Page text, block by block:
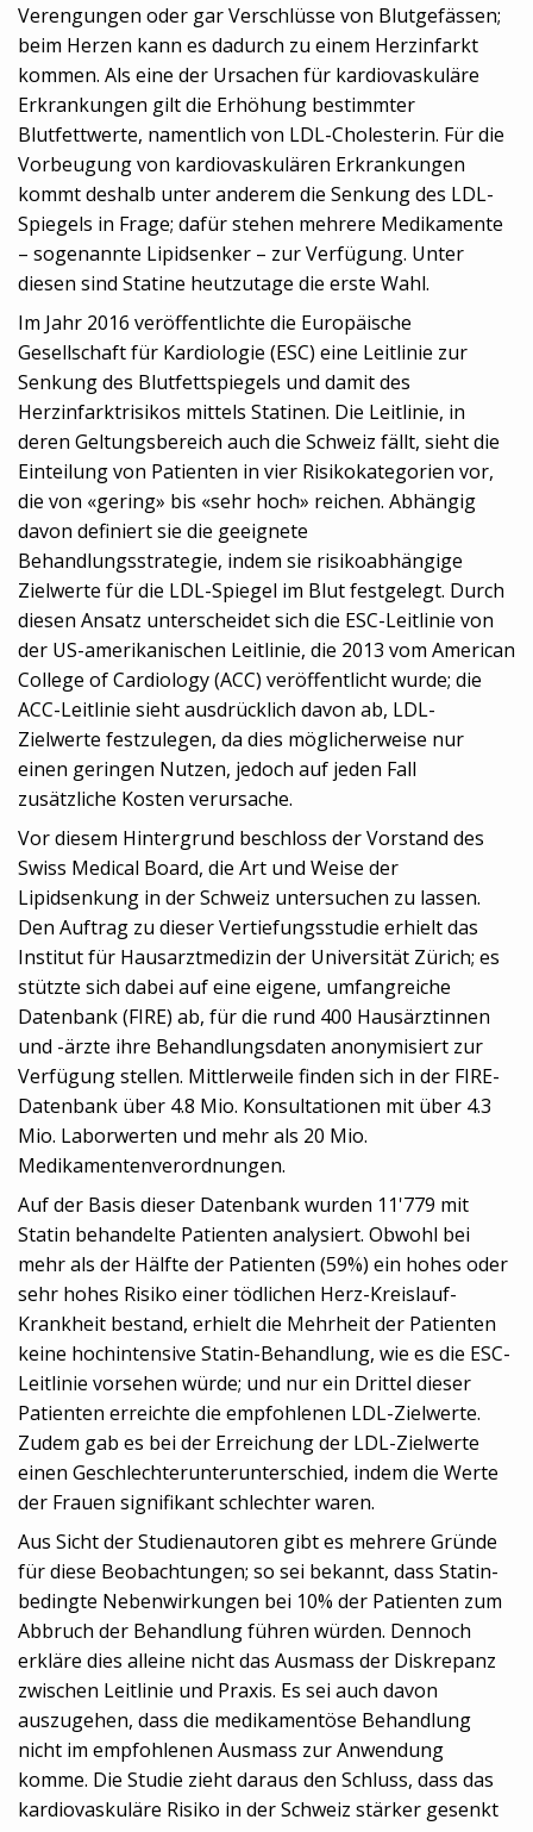
Verengungen oder gar Verschlüsse von Blutgefässen;
beim Herzen kann es dadurch zu einem Herzinfarkt
kommen. Als eine der Ursachen für kardiovaskuläre
Erkrankungen gilt die Erhöhung bestimmter
Blutfettwerte, namentlich von LDL-Cholesterin. Für die
Vorbeugung von kardiovaskulären Erkrankungen
kommt deshalb unter anderem die Senkung des LDL-
Spiegels in Frage; dafür stehen mehrere Medikamente
– sogenannte Lipidsenker – zur Verfügung. Unter
diesen sind Statine heutzutage die erste Wahl.
Im Jahr 2016 veröffentlichte die Europäische
Gesellschaft für Kardiologie (ESC) eine Leitlinie zur
Senkung des Blutfettspiegels und damit des
Herzinfarktrisikos mittels Statinen. Die Leitlinie, in
deren Geltungsbereich auch die Schweiz fällt, sieht die
Einteilung von Patienten in vier Risikokategorien vor,
die von «gering» bis «sehr hoch» reichen. Abhängig
davon definiert sie die geeignete
Behandlungsstrategie, indem sie risikoabhängige
Zielwerte für die LDL-Spiegel im Blut festgelegt. Durch
diesen Ansatz unterscheidet sich die ESC-Leitlinie von
der US-amerikanischen Leitlinie, die 2013 vom American
College of Cardiology (ACC) veröffentlicht wurde; die
ACC-Leitlinie sieht ausdrücklich davon ab, LDL-
Zielwerte festzulegen, da dies möglicherweise nur
einen geringen Nutzen, jedoch auf jeden Fall
zusätzliche Kosten verursache.
Vor diesem Hintergrund beschloss der Vorstand des
Swiss Medical Board, die Art und Weise der
Lipidsenkung in der Schweiz untersuchen zu lassen.
Den Auftrag zu dieser Vertiefungsstudie erhielt das
Institut für Hausarztmedizin der Universität Zürich; es
stützte sich dabei auf eine eigene, umfangreiche
Datenbank (FIRE) ab, für die rund 400 Hausärztinnen
und -ärzte ihre Behandlungsdaten anonymisiert zur
Verfügung stellen. Mittlerweile finden sich in der FIRE-
Datenbank über 4.8 Mio. Konsultationen mit über 4.3
Mio. Laborwerten und mehr als 20 Mio.
Medikamentenverordnungen.
Auf der Basis dieser Datenbank wurden 11'779 mit
Statin behandelte Patienten analysiert. Obwohl bei
mehr als der Hälfte der Patienten (59%) ein hohes oder
sehr hohes Risiko einer tödlichen Herz-Kreislauf-
Krankheit bestand, erhielt die Mehrheit der Patienten
keine hochintensive Statin-Behandlung, wie es die ESC-
Leitlinie vorsehen würde; und nur ein Drittel dieser
Patienten erreichte die empfohlenen LDL-Zielwerte.
Zudem gab es bei der Erreichung der LDL-Zielwerte
einen Geschlechterunterunterschied, indem die Werte
der Frauen signifikant schlechter waren.
Aus Sicht der Studienautoren gibt es mehrere Gründe
für diese Beobachtungen; so sei bekannt, dass Statin-
bedingte Nebenwirkungen bei 10% der Patienten zum
Abbruch der Behandlung führen würden. Dennoch
erkläre dies alleine nicht das Ausmass der Diskrepanz
zwischen Leitlinie und Praxis. Es sei auch davon
auszugehen, dass die medikamentöse Behandlung
nicht im empfohlenen Ausmass zur Anwendung
komme. Die Studie zieht daraus den Schluss, dass das
kardiovaskuläre Risiko in der Schweiz stärker gesenkt